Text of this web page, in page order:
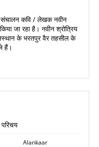
संचालन कवि / लेखक नवीन
किया जा रहा है। नवीन श्रोत्रिय
के भरतपुर वैर तहसील के
हैं।
Alankaar